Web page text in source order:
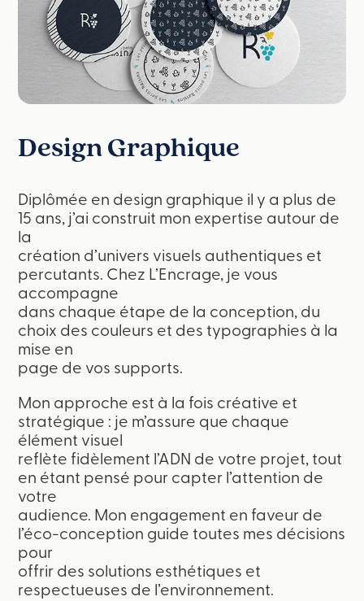
Design Graphique
Diplômée en design graphique il y a plus de
15 ans, j’ai construit mon expertise autour de
la
création d’univers visuels authentiques et
percutants. Chez L’Encrage, je vous
accompagne
dans chaque étape de la conception, du
choix des couleurs et des typographies à la
mise en
page de vos supports.
Mon approche est à la fois créative et
stratégique : je m’assure que chaque
élément visuel
reflète fidèlement l’ADN de votre projet, tout
en étant pensé pour capter l’attention de
votre
audience. Mon engagement en faveur de
l’éco-conception guide toutes mes décisions
pour
offrir des solutions esthétiques et
respectueuses de l’environnement.